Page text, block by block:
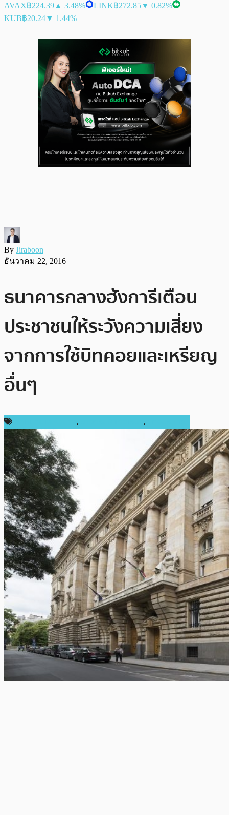
AVAX฿224.39 ▲ 3.48% LINK฿272.85▼ 0.82%
KUB฿20.24▼ 1.44%
By Jiraboon
ธันวาคม 22, 2016
ธนาคารกลางฮังการีเตือน
ประชาชนให้ระวังความเสี่ยง
จากการใช้บิทคอยและเหรียญ
อื่นๆ
, ,